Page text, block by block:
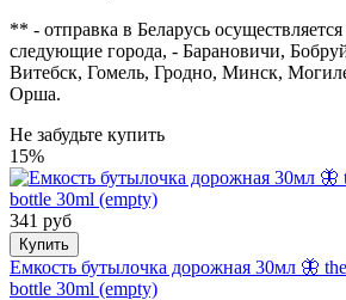
** - отправка в Беларусь
следующие города, - Барановичи,
Витебск, Гомель, Гродно, Минск,
Орша.
Не забудьте купить
15%
341 руб
Купить
Емкость бутылочка дорожная 30мл 🦋
bottle 30ml (empty)